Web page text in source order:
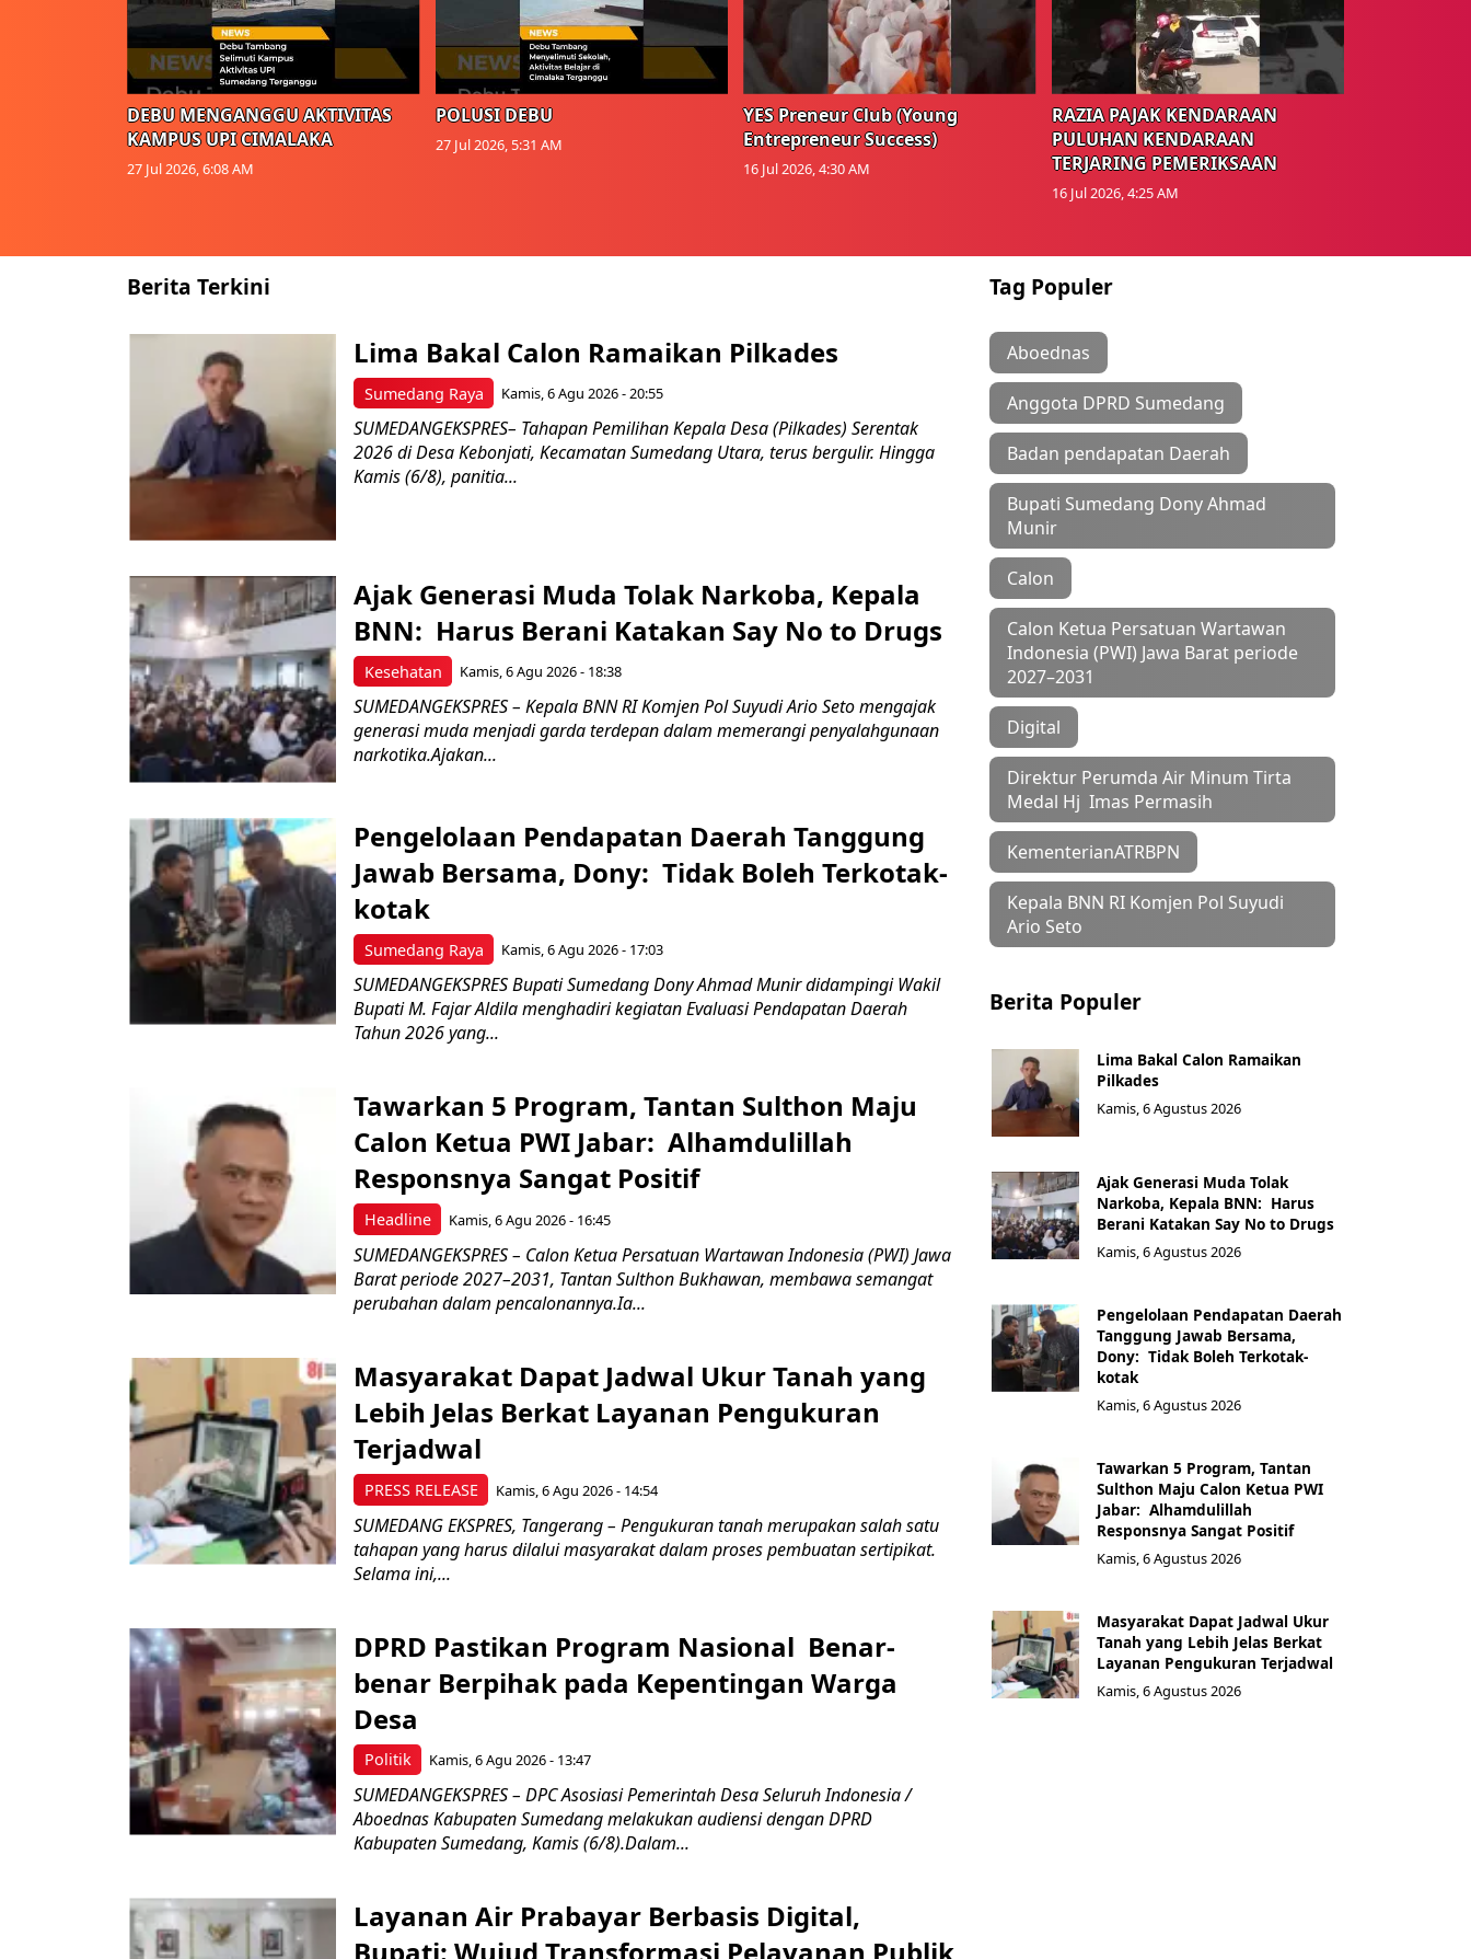
DEBU MENGANGGU AKTIVITAS
KAMPUS UPI CIMALAKA
27 Jul 2026, 6:08 AM
POLUSI DEBU
27 Jul 2026, 5:31 AM
YES Preneur Club (Young
Entrepreneur Success)
16 Jul 2026, 4:30 AM
RAZIA PAJAK KENDARAAN
PULUHAN KENDARAAN
TERJARING PEMERIKSAAN
16 Jul 2026, 4:25 AM
Berita Terkini
Sumedang Raya
Lima Bakal Calon Ramaikan Pilkades
Kamis, 6 Agu 2026 - 20:55
SUMEDANGEKSPRES– Tahapan Pemilihan Kepala Desa (Pilkades) Serentak
2026 di Desa Kebonjati, Kecamatan Sumedang Utara, terus bergulir. Hingga
Kamis (6/8), panitia...
Kesehatan
Ajak Generasi Muda Tolak Narkoba, Kepala
BNN: Harus Berani Katakan Say No to Drugs
Kamis, 6 Agu 2026 - 18:38
SUMEDANGEKSPRES – Kepala BNN RI Komjen Pol Suyudi Ario Seto mengajak
generasi muda menjadi garda terdepan dalam memerangi penyalahgunaan
narkotika.Ajakan...
Sumedang Raya
Pengelolaan Pendapatan Daerah Tanggung
Jawab Bersama, Dony: Tidak Boleh Terkotak-
kotak
Kamis, 6 Agu 2026 - 17:03
SUMEDANGEKSPRES Bupati Sumedang Dony Ahmad Munir didampingi Wakil
Bupati M. Fajar Aldila menghadiri kegiatan Evaluasi Pendapatan Daerah
Tahun 2026 yang...
Headline
Tawarkan 5 Program, Tantan Sulthon Maju
Calon Ketua PWI Jabar: Alhamdulillah
Responsnya Sangat Positif
Kamis, 6 Agu 2026 - 16:45
SUMEDANGEKSPRES – Calon Ketua Persatuan Wartawan Indonesia (PWI) Jawa
Barat periode 2027–2031, Tantan Sulthon Bukhawan, membawa semangat
perubahan dalam pencalonannya.Ia...
PRESS RELEASE
Masyarakat Dapat Jadwal Ukur Tanah yang
Lebih Jelas Berkat Layanan Pengukuran
Terjadwal
Kamis, 6 Agu 2026 - 14:54
SUMEDANG EKSPRES, Tangerang – Pengukuran tanah merupakan salah satu
tahapan yang harus dilalui masyarakat dalam proses pembuatan sertipikat.
Selama ini,...
Politik
DPRD Pastikan Program Nasional Benar-
benar Berpihak pada Kepentingan Warga
Desa
Kamis, 6 Agu 2026 - 13:47
SUMEDANGEKSPRES – DPC Asosiasi Pemerintah Desa Seluruh Indonesia /
Aboednas Kabupaten Sumedang melakukan audiensi dengan DPRD
Kabupaten Sumedang, Kamis (6/8).Dalam...
Layanan Air Prabayar Berbasis Digital,
Tag Populer
Aboednas
Anggota DPRD Sumedang
Badan pendapatan Daerah
Bupati Sumedang Dony Ahmad
Munir
Calon
Calon Ketua Persatuan Wartawan
Indonesia (PWI) Jawa Barat periode
2027–2031
Digital
Direktur Perumda Air Minum Tirta
Medal Hj Imas Permasih
KementerianATRBPN
Kepala BNN RI Komjen Pol Suyudi
Ario Seto
Berita Populer
Lima Bakal Calon Ramaikan
Pilkades
Kamis, 6 Agustus 2026
Ajak Generasi Muda Tolak
Narkoba, Kepala BNN: Harus
Berani Katakan Say No to Drugs
Kamis, 6 Agustus 2026
Pengelolaan Pendapatan Daerah
Tanggung Jawab Bersama,
Dony: Tidak Boleh Terkotak-
kotak
Kamis, 6 Agustus 2026
Tawarkan 5 Program, Tantan
Sulthon Maju Calon Ketua PWI
Jabar: Alhamdulillah
Responsnya Sangat Positif
Kamis, 6 Agustus 2026
Masyarakat Dapat Jadwal Ukur
Tanah yang Lebih Jelas Berkat
Layanan Pengukuran Terjadwal
Kamis, 6 Agustus 2026